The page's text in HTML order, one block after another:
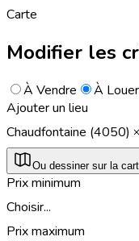
Carte
Modifier les
À Vendre
À Louer
Ajouter un lieu
Chaudfontaine (4050)
Ou dessiner sur la
Prix minimum
Choisir...
Prix maximum